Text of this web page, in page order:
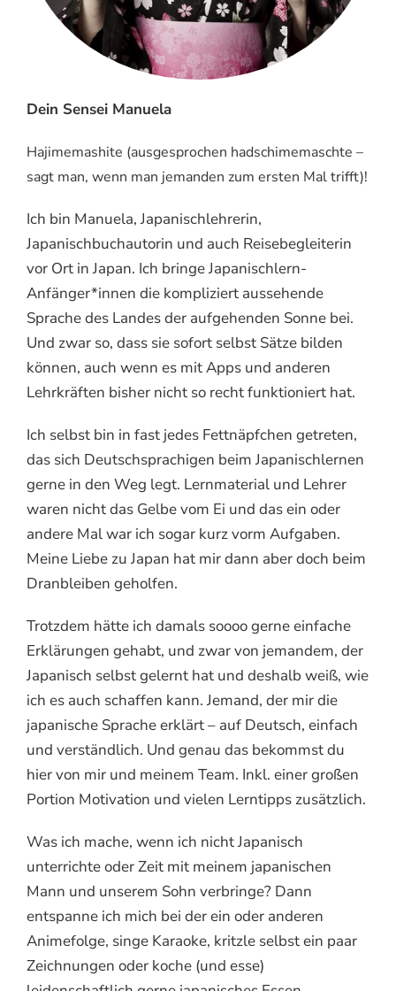
Dein Sensei Manuela
Hajimemashite (ausgesprochen hadschimemaschte –
sagt man, wenn man jemanden zum ersten Mal trifft)!
Ich bin Manuela, Japanischlehrerin,
Japanischbuchautorin und auch Reisebegleiterin
vor Ort in Japan. Ich bringe Japanischlern-
Anfänger*innen die kompliziert aussehende
Sprache des Landes der aufgehenden Sonne bei.
Und zwar so, dass sie sofort selbst Sätze bilden
können, auch wenn es mit Apps und anderen
Lehrkräften bisher nicht so recht funktioniert hat.
Ich selbst bin in fast jedes Fettnäpfchen getreten,
das sich Deutschsprachigen beim Japanischlernen
gerne in den Weg legt. Lernmaterial und Lehrer
waren nicht das Gelbe vom Ei und das ein oder
andere Mal war ich sogar kurz vorm Aufgaben.
Meine Liebe zu Japan hat mir dann aber doch beim
Dranbleiben geholfen.
Trotzdem hätte ich damals soooo gerne einfache
Erklärungen gehabt, und zwar von jemandem, der
Japanisch selbst gelernt hat und deshalb weiß, wie
ich es auch schaffen kann. Jemand, der mir die
japanische Sprache erklärt – auf Deutsch, einfach
und verständlich. Und genau das bekommst du
hier von mir und meinem Team. Inkl. einer großen
Portion Motivation und vielen Lerntipps zusätzlich.
Was ich mache, wenn ich nicht Japanisch
unterrichte oder Zeit mit meinem japanischen
Mann und unserem Sohn verbringe? Dann
entspanne ich mich bei der ein oder anderen
Animefolge, singe Karaoke, kritzle selbst ein paar
Zeichnungen oder koche (und esse)